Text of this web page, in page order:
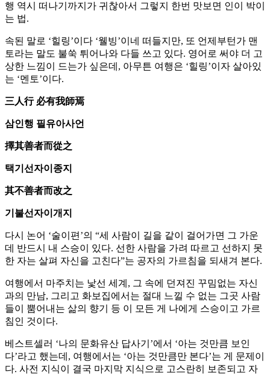
행 역시 떠나기까지가 귀찮아서 그렇지 한번 맛보면 인이 박이
는 법.
속된 말로 ‘힐링’이다 ‘웰빙’이네 떠들지만, 또 언제부턴가 맨
토라는 말도 불쑥 튀어나와 다들 쓰고 있다. 영어로 써야 더 고
상한 느낌이 드는가 싶은데, 아무튼 여행은 ‘힐링’이자 살아있
는 ‘멘토’이다.
三人行 必有我師焉
삼인행 필유아사언
擇其善者而從之
택기선자이종지
其不善者而改之
기불선자이개지
다시 논어 ‘술이편’의 “세 사람이 길을 같이 걸어가면 그 가운
데 반드시 내 스승이 있다. 선한 사람을 가려 따르고 선하지 못
한 자는 살펴 자신을 고친다”는 공자의 가르침을 되새겨 본다.
여행에서 마주치는 낯선 세계, 그 속에 던져진 꾸밈없는 자신
과의 만남, 그리고 화보집에서는 절대 느낄 수 없는 그곳 사람
들이 뿜어내는 삶의 향기 등 이 모든 게 나에게 스승이고 가르
침인 것이다.
베스트셀러 ‘나의 문화유산 답사기’에서 ‘아는 것만큼 보인
다’라고 했는데, 여행에서는 ‘아는 것만큼만 본다’는 게 문제이
다. 사전 지식이 결국 마지막 지식으로 고스란히 보존되고 자